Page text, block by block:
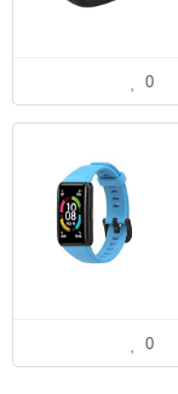
0
0